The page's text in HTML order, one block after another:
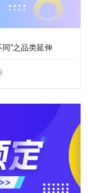
”之品类延伸